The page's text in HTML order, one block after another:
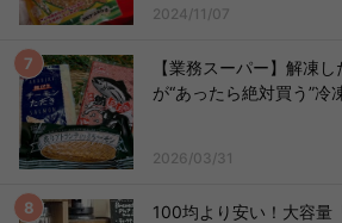
2024/11/07
【業務スーパー】解凍
が“あったら絶対買う”冷
2026/03/31
100均より安い！大容量